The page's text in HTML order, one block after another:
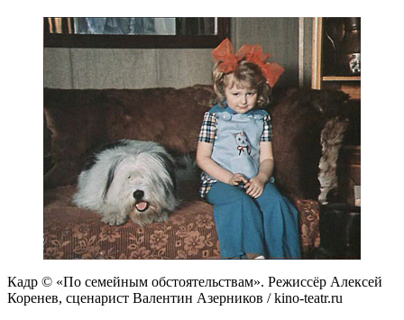
Кадр © «По семейным обстоятельствам». Режиссёр Алексей
Коренев, сценарист Валентин Азерников / kino-teatr.ru